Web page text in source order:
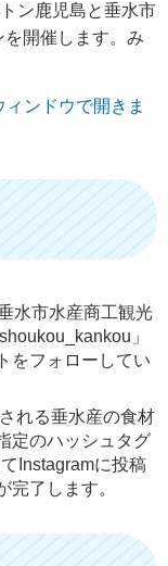
ン鹿児島と垂水市
開催します。み
ンドウで開きま
水市水産商工観光
」
をフォローしてい
れる垂水産の食材
定のハッシュタグ
てInstagramに投稿
完了します。